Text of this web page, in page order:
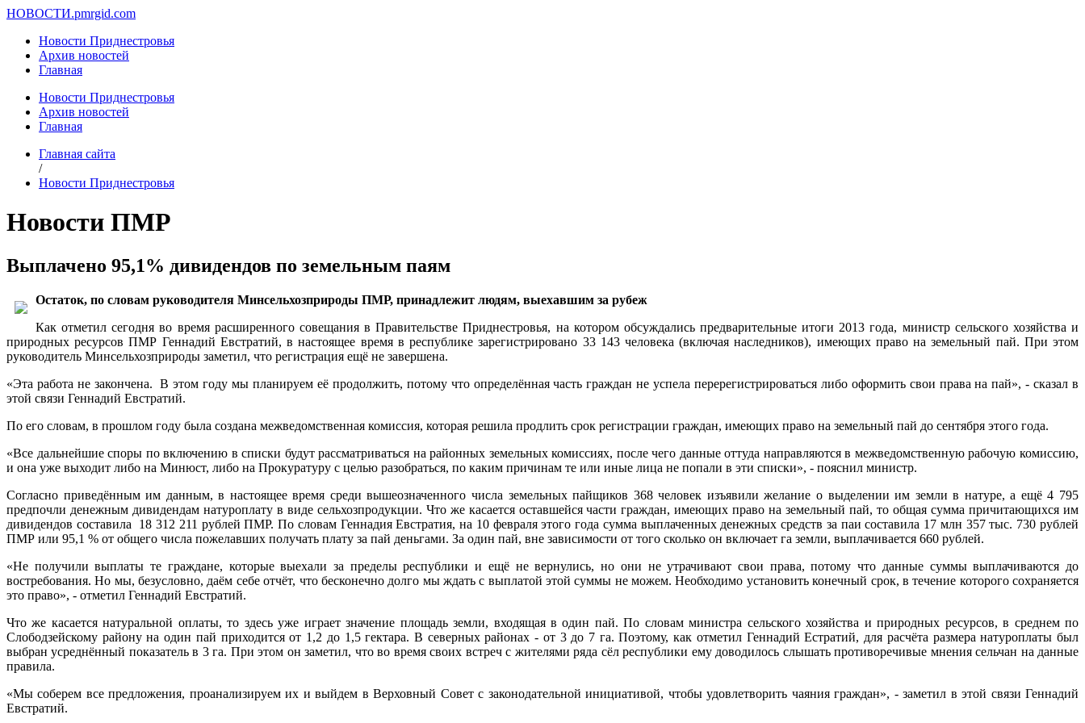
НОВОСТИ.pmrgid.com
Новости Приднестровья
Архив новостей
Главная
Новости Приднестровья
Архив новостей
Главная
Главная сайта
/
Новости Приднестровья
Новости ПМР
Выплачено 95,1% дивидендов по земельным паям
Остаток, по словам руководителя Минсельхозприроды ПМР, принадлежит людям, выехавшим за рубеж
Как отметил сегодня во время расширенного совещания в Правительстве Приднестровья, на котором обсуждались предварительные итоги 2013 года, министр сельского хозяйства и
природных ресурсов ПМР Геннадий Евстратий, в настоящее время в республике зарегистрировано 33 143 человека (включая наследников), имеющих право на земельный пай. При этом
руководитель Минсельхозприроды заметил, что регистрация ещё не завершена.
«Эта работа не закончена. В этом году мы планируем её продолжить, потому что определённая часть граждан не успела перерегистрироваться либо оформить свои права на пай», - сказал в
этой связи Геннадий Евстратий.
По его словам, в прошлом году была создана межведомственная комиссия, которая решила продлить срок регистрации граждан, имеющих право на земельный пай до сентября этого года.
«Все дальнейшие споры по включению в списки будут рассматриваться на районных земельных комиссиях, после чего данные оттуда направляются в межведомственную рабочую комиссию,
и она уже выходит либо на Минюст, либо на Прокуратуру с целью разобраться, по каким причинам те или иные лица не попали в эти списки», - пояснил министр.
Согласно приведённым им данным, в настоящее время среди вышеозначенного числа земельных пайщиков 368 человек изъявили желание о выделении им земли в натуре, а ещё 4 795
предпочли денежным дивидендам натуроплату в виде сельхозпродукции. Что же касается оставшейся части граждан, имеющих право на земельный пай, то общая сумма причитающихся им
дивидендов составила 18 312 211 рублей ПМР. По словам Геннадия Евстратия, на 10 февраля этого года сумма выплаченных денежных средств за паи составила 17 млн 357 тыс. 730 рублей
ПМР или 95,1 % от общего числа пожелавших получать плату за пай деньгами. За один пай, вне зависимости от того сколько он включает га земли, выплачивается 660 рублей.
«Не получили выплаты те граждане, которые выехали за пределы республики и ещё не вернулись, но они не утрачивают свои права, потому что данные суммы выплачиваются до
востребования. Но мы, безусловно, даём себе отчёт, что бесконечно долго мы ждать с выплатой этой суммы не можем. Необходимо установить конечный срок, в течение которого сохраняется
это право», - отметил Геннадий Евстратий.
Что же касается натуральной оплаты, то здесь уже играет значение площадь земли, входящая в один пай. По словам министра сельского хозяйства и природных ресурсов, в среднем по
Слободзейскому району на один пай приходится от 1,2 до 1,5 гектара. В северных районах - от 3 до 7 га. Поэтому, как отметил Геннадий Естратий, для расчёта размера натуроплаты был
выбран усреднённый показатель в 3 га. При этом он заметил, что во время своих встреч с жителями ряда сёл республики ему доводилось слышать противоречивые мнения сельчан на данные
правила.
«Мы соберем все предложения, проанализируем их и выйдем в Верховный Совет с законодательной инициативой, чтобы удовлетворить чаяния граждан», - заметил в этой связи Геннадий
Евстратий.